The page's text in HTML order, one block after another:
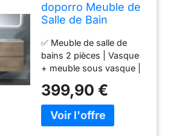
doporro Meuble de
Salle de Bain
100x48x50cm
Ensemble de 2
Pièces
✅ Meuble de salle de
bains 2 pièces | Vasque
+ meuble sous vasque |
Dimensions : env.100 x
48 x 50cm (larg x prof x
haut) | 2 Tiroirs pour
399,90 €